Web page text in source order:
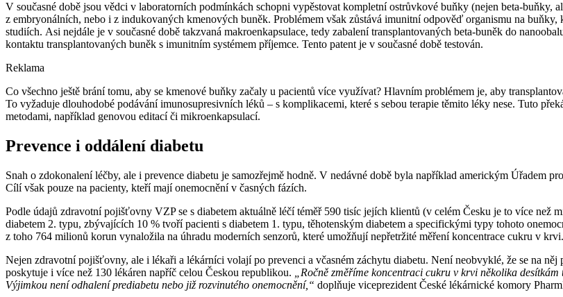
V současné době jsou vědci v laboratorních podmínkách schopni vypěstovat kompletní ostrůvkové buňky (nejen beta-
z embryonálních, nebo i z indukovaných kmenových buněk. Problémem však zůstává imunitní odpověď organismu na
studiích. Asi nejdále je v současné době takzvaná makroenkapsulace, tedy zabalení transplantovaných beta-buněk do
kontaktu transplantovaných buněk s imunitním systémem příjemce. Tento patent je v současné době testován.
Reklama
Co všechno ještě brání tomu, aby se kmenové buňky začaly u pacientů více využívat? Hlavním problémem je, aby
To vyžaduje dlouhodobé podávání imunosupresivních léků –⁠ s komplikacemi, které s sebou terapie těmito léky nese. Tuto
metodami, například genovou editací či mikroenkapsulací.
Prevence i oddálení diabetu
Snah o zdokonalení léčby, ale i prevence diabetu je samozřejmě hodně. V nedávné době byla například americkým Úřadem
Cílí však pouze na pacienty, kteří mají onemocnění v časných fázích.
Podle údajů zdravotní pojišťovny VZP se s diabetem aktuálně léčí téměř 590 tisíc jejích klientů (v celém Česku je to více než
diabetem 2. typu, zbývajících 10 % tvoří pacienti s diabetem 1. typu, těhotenským diabetem a specifickými typy tohoto
z toho 764 milionů korun vynaložila na úhradu moderních senzorů, které umožňují nepřetržité měření koncentrace cukru v krvi.
Nejen zdravotní pojišťovny, ale i lékaři a lékárníci volají po prevenci a včasném záchytu diabetu. Není neobvyklé, že se na
poskytuje i více než 130 lékáren napříč celou Českou republikou.
„Ročně změříme koncentraci cukru v krvi několika
Výjimkou není odhalení prediabetu nebo již rozvinutého onemocnění,“ doplňuje viceprezident České lékárnické komory